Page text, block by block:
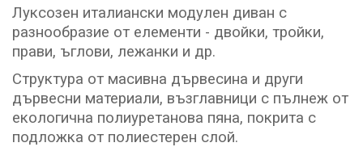
Луксозен италиански модулен диван с
разнообразие от елементи - двойки, тройки,
прави, ъглови, лежанки и др.
Структура от масивна дървесина и други
дървесни материали, възглавници с пълнеж от
екологична полиуретанова пяна, покрита с
подложка от полиестерен слой.